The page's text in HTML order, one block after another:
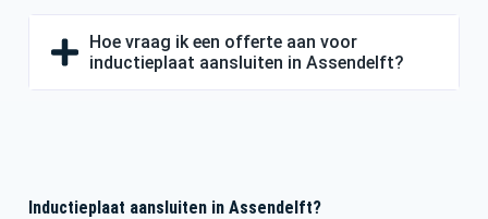
Hoe vraag ik een offerte aan voor
inductieplaat aansluiten in Assendelft?
Inductieplaat aansluiten in Assendelft?